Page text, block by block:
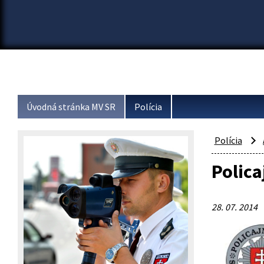
Úvodná stránka MV SR Polícia
Polícia
28. 07. 2014